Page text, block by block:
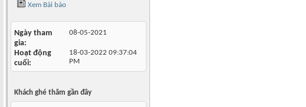
Xem Bài báo
Ngày tham
gia
08-05-2021
Hoạt động
cuối
18-03-2022 09:37:04
PM
Khách ghé thăm gần đây